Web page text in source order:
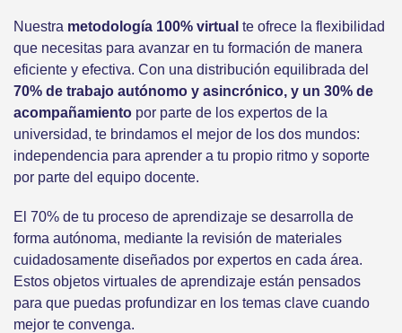
Nuestra metodología 100% virtual te ofrece la flexibilidad
que necesitas para avanzar en tu formación de manera
eficiente y efectiva. Con una distribución equilibrada del
70% de trabajo autónomo y asincrónico, y un 30% de
acompañamiento por parte de los expertos de la
universidad, te brindamos el mejor de los dos mundos:
independencia para aprender a tu propio ritmo y soporte
por parte del equipo docente.
El 70% de tu proceso de aprendizaje se desarrolla de
forma autónoma, mediante la revisión de materiales
cuidadosamente diseñados por expertos en cada área.
Estos objetos virtuales de aprendizaje están pensados
para que puedas profundizar en los temas clave cuando
mejor te convenga.